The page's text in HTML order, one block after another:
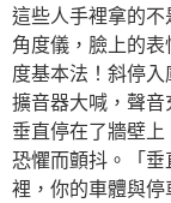
這些人手裡拿的
角度儀，臉上的
度基本法！斜停
擴音器大喊，聲
垂直停在了牆壁
恐懼而顫抖。「
裡，你的車體與